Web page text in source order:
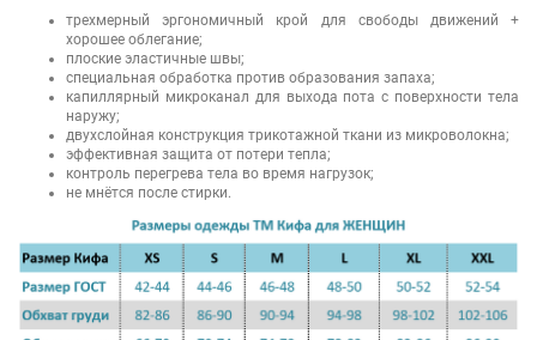
трехмерный эргономичный крой для свободы движений +
хорошее облегание;
плоские эластичные швы;
специальная обработка против образования запаха;
капиллярный микроканал для выхода пота с поверхности тела
наружу;
двухслойная конструкция трикотажной ткани из микроволокна;
эффективная защита от потери тепла;
контроль перегрева тела во время нагрузок;
не мнётся после стирки.